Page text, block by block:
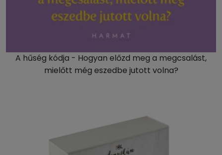
A hűség kódja - Hogyan előzd meg a megcsalást,
mielőtt még eszedbe jutott volna?